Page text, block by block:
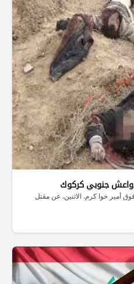
جنوبي كركوك
أمير خوا كرم. الاثنين. عن مقتل